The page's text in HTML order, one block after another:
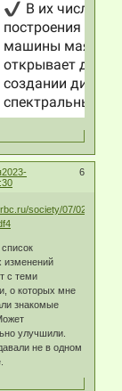
6
2023-
society/07/02/2023/6
изменений
с теми
о которых мне
знакомые
улучшили.
не в одном